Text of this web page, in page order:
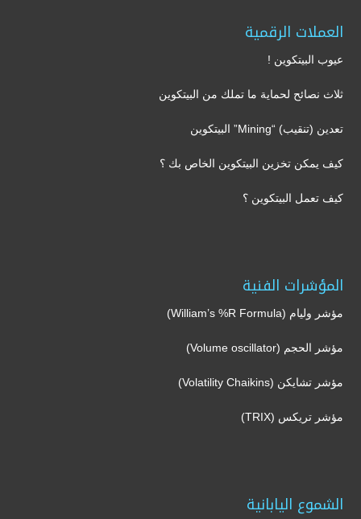
العملات الرقمية
عيوب البيتكوين !
ثلاث نصائح لحماية ما تملك من البيتكوين
تعدين (تنقيب) “Mining” البيتكوين
كيف يمكن تخزين البيتكوين الخاص بك ؟
كيف تعمل البيتكوين ؟
المؤشرات الفنية
مؤشر وليام (William’s %R Formula)
مؤشر الحجم (Volume oscillator)
مؤشر تشايكن (Volatility Chaikins)
مؤشر تريكس (TRIX)
الشموع اليابانية